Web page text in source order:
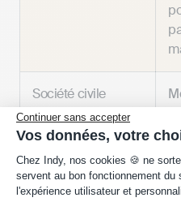
Continuer sans accepter
Vos données, votre
Plateforme de Gestion
Chez Indy, nos cookies 🍪 ne
servent au bon fonctionnement du
l'expérience utilisateur et
Société civile
professionnelle
(SCP)
Société civile de